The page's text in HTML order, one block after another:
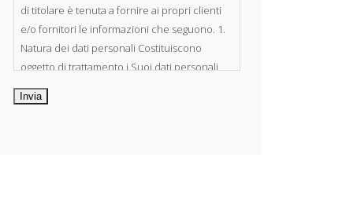
di titolare è tenuta a fornire ai propri clienti
e/o fornitori le informazioni che seguono. 1.
Natura dei dati personali Costituiscono
oggetto di trattamento i Suoi dati personali,
riferibili direttamente od indirettamente al
suo rapporto con la ditta scrivente, per il